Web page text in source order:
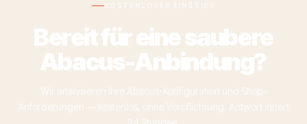
KOSTENLOSER EINSTIEG
Bereit für eine saubere
Abacus-Anbindung?